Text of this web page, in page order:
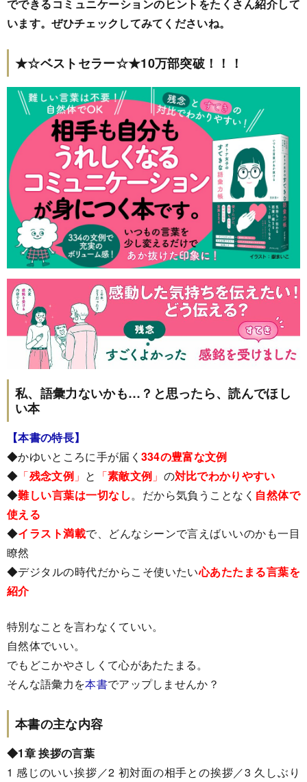
でできるコミュニケーションのヒントをたくさん紹介して
います。ぜひチェックしてみてくださいね。
★☆ベストセラー☆★10万部突破！！！
私、語彙力ないかも…？と思ったら、読んでほし
い本
【本書の特長】
◆かゆいところに手が届く 334の豊富な文例
◆ 「残念文例」 と 「素敵文例 」 の対比でわかりやすい
◆難しい言葉は一切なし。だから気負うことなく 自然体で
使える
◆イラスト満載で、どんなシーンで言えばいいのかも一目
瞭然
◆デジタルの時代だからこそ使いたい心あたたまる言葉を
紹介
特別なことを言わなくていい。
自然体でいい。
でもどこかやさしくて心があたたまる。
そんな語彙力を本書でアップしませんか？
本書の主な内容
◆1章 挨拶の言葉
1 感じのいい挨拶／2 初対面の相手との挨拶／3 久しぶり